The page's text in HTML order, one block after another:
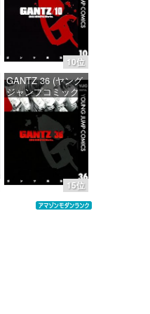
10位
価格：¥100
15位
GANTZ 36 (ヤング
ジャンプコミック
スDIGITAL)
価格：¥100